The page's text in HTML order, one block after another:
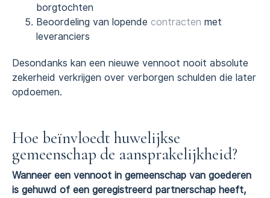
borgtochten
Beoordeling van lopende contracten met
leveranciers
Desondanks kan een nieuwe vennoot nooit absolute
zekerheid verkrijgen over verborgen schulden die later
opdoemen.
Hoe beïnvloedt huwelijkse
gemeenschap de aansprakelijkheid?
Wanneer een vennoot in gemeenschap van goederen
is gehuwd of een geregistreerd partnerschap heeft,